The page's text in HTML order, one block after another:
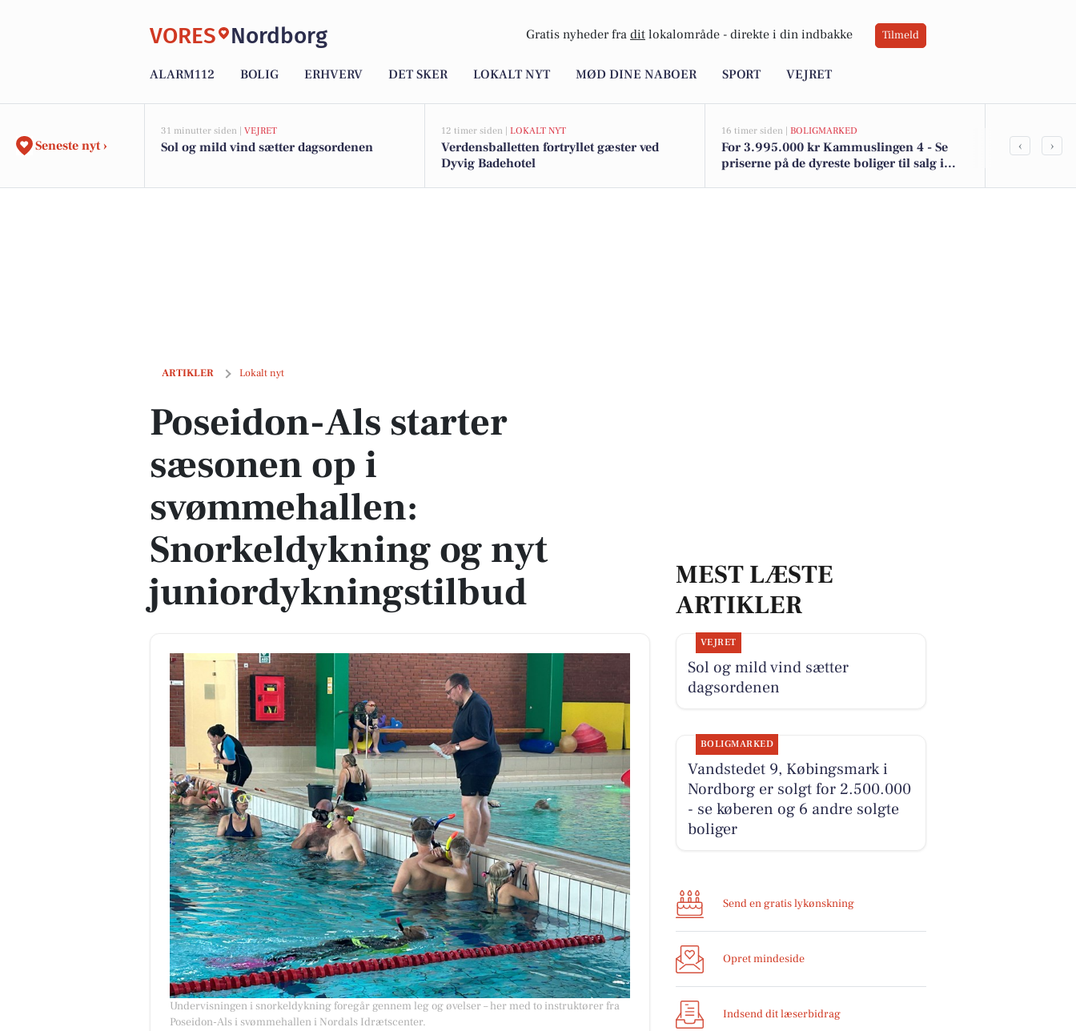
VORES Nordborg Gratis nyheder fra dit lokalområde - direkte i din indbakke Tilmeld
ALARM112 BOLIG ERHVERV DET SKER LOKALT NYT MØD DINE NABOER SPORT VEJRET
Seneste nyt ›
31 minutter siden | VEJRET
Sol og mild vind sætter dagsordenen
12 timer siden | LOKALT NYT
Verdensballetten fortryllet gæster ved
Dyvig Badehotel
16 timer siden | BOLIGMARKED
For 3.995.000 kr Kammuslingen 4 - Se
priserne på de dyreste boliger til salg i
Savner du
‹ ›
ARTIKLER Lokalt nyt
Poseidon-Als starter sæsonen op i svømmehallen: Snorkeldykning og nyt juniordykningstilbud
Poseidon-Als starter
sæsonen op i
svømmehallen:
Snorkeldykning og nyt
juniordykningstilbud
Undervisningen i snorkeldykning foregår gennem leg og øvelser – her med to instruktører fra
Poseidon-Als i svømmehallen i Nordals Idrætscenter.
MEST LÆSTE
ARTIKLER
VEJRET
Sol og mild vind sætter
dagsordenen
BOLIGMARKED
Vandstedet 9, Købingsmark i
Nordborg er solgt for 2.500.000
- se køberen og 6 andre solgte
boliger
Send en gratis lykønskning
Opret mindeside
Indsend dit læserbidrag